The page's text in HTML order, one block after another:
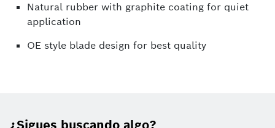
Natural rubber with graphite coating for quiet
application
OE style blade design for best quality